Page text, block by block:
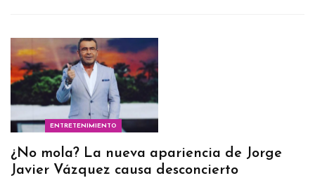
ENTRETENIMIENTO
¿No mola? La nueva apariencia de Jorge
Javier Vázquez causa desconcierto